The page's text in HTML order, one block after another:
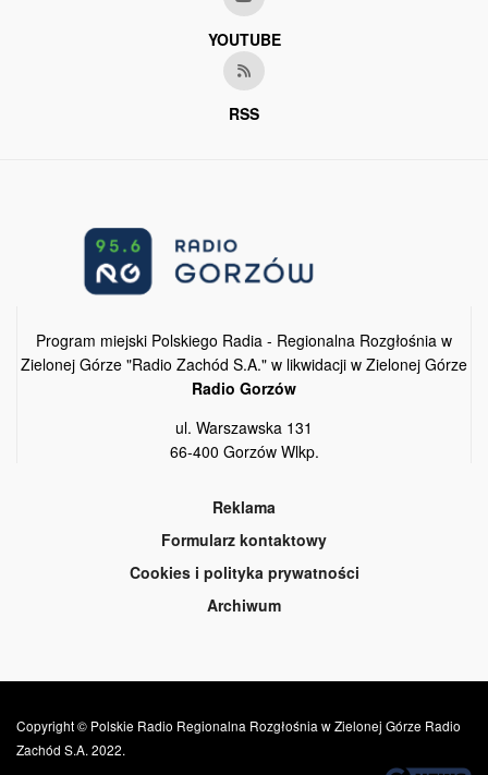
YOUTUBE
RSS
Program miejski Polskiego Radia - Regionalna Rozgłośnia w
Zielonej Górze "Radio Zachód S.A." w likwidacji w Zielonej Górze
Radio Gorzów
ul. Warszawska 131
66-400 Gorzów Wlkp.
Reklama
Formularz kontaktowy
Cookies i polityka prywatności
Archiwum
Copyright © Polskie Radio Regionalna Rozgłośnia w Zielonej Górze Radio
Zachód S.A. 2022.